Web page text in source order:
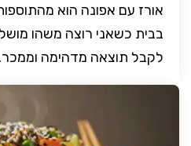
אורז עם אפונה הוא
בבית כשאני רוצה משהו
לקבל תוצאה מדהימה